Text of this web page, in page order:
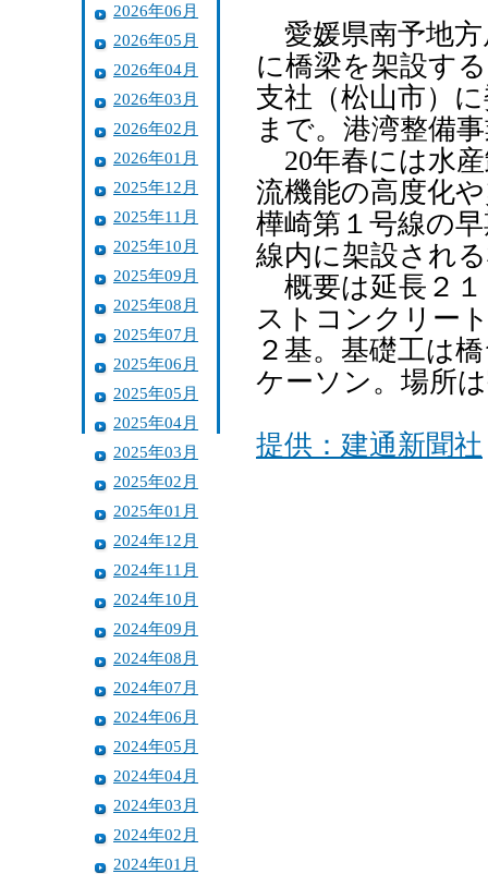
2026年06月
2026年05月
2026年04月
2026年03月
2026年02月
2026年01月
2025年12月
2025年11月
2025年10月
2025年09月
2025年08月
2025年07月
2025年06月
2025年05月
2025年04月
2025年03月
2025年02月
2025年01月
2024年12月
2024年11月
2024年10月
2024年09月
2024年08月
2024年07月
2024年06月
2024年05月
2024年04月
2024年03月
2024年02月
2024年01月
愛媛県南予地方
に橋梁を架設す
支社（松山市）
まで。港湾整備
20年春には水
流機能の高度化
樺崎第１号線の
線内に架設され
概要は延長２１
ストコンクリー
２基。基礎工は
ケーソン。場所
提供：建通新聞社